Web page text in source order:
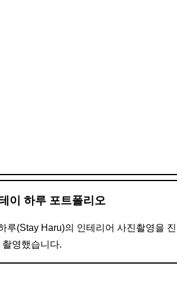
이 하루 포트폴리오
루(Stay Haru)의 인테리어 사진촬영을
영했습니다.